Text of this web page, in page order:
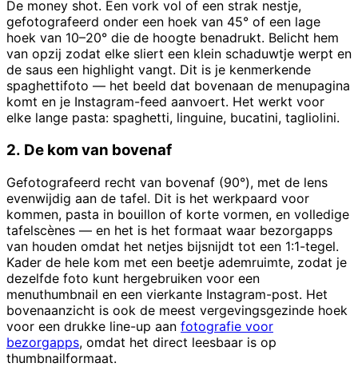
De money shot. Een vork vol of een strak nestje,
gefotografeerd onder een hoek van 45° of een lage
hoek van 10–20° die de hoogte benadrukt. Belicht hem
van opzij zodat elke sliert een klein schaduwtje werpt en
de saus een highlight vangt. Dit is je kenmerkende
spaghettifoto — het beeld dat bovenaan de menupagina
komt en je Instagram-feed aanvoert. Het werkt voor
elke lange pasta: spaghetti, linguine, bucatini, tagliolini.
2. De kom van bovenaf
Gefotografeerd recht van bovenaf (90°), met de lens
evenwijdig aan de tafel. Dit is het werkpaard voor
kommen, pasta in bouillon of korte vormen, en volledige
tafelscènes — en het is het formaat waar bezorgapps
van houden omdat het netjes bijsnijdt tot een 1:1-tegel.
Kader de hele kom met een beetje ademruimte, zodat je
dezelfde foto kunt hergebruiken voor een
menuthumbnail en een vierkante Instagram-post. Het
bovenaanzicht is ook de meest vergevingsgezinde hoek
voor een drukke line-up aan fotografie voor
bezorgapps, omdat het direct leesbaar is op
thumbnailformaat.